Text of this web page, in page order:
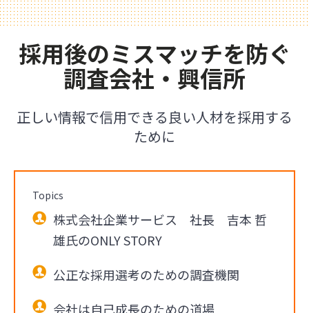
採用後のミスマッチを防ぐ
調査会社・興信所
正しい情報で信用できる良い人材を採用する
ために
Topics
株式会社企業サービス 社長 吉本 哲
雄氏のONLY STORY
公正な採用選考のための調査機関
会社は自己成長のための道場